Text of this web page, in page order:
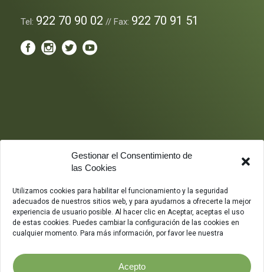
Gestionar el Consentimiento de
las Cookies
Utilizamos cookies para habilitar el funcionamiento y la seguridad
adecuados de nuestros sitios web, y para ayudarnos a ofrecerte la mejor
experiencia de usuario posible. Al hacer clic en Aceptar, aceptas el uso
de estas cookies. Puedes cambiar la configuración de las cookies en
cualquier momento. Para más información, por favor lee nuestra
Acepto
Tel: 922 70 90 02 // Fax: 922 70 91 51